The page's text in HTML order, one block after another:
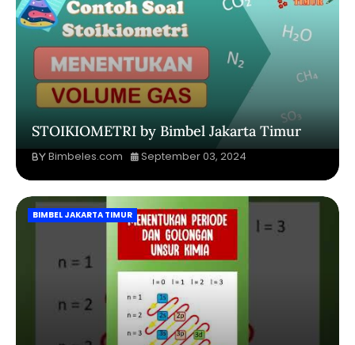
STOIKIOMETRI by Bimbel Jakarta Timur
Bimbeles.com September 03, 2024
BIMBEL JAKARTA TIMUR